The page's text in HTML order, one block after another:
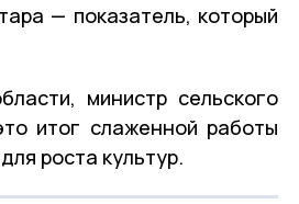
— показатель, который
министр сельского
итог слаженной работы
роста культур.